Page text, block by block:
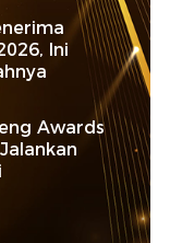
Ini
Awards